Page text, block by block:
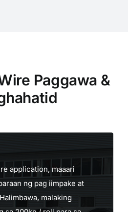
Paggawa &
application, maaari
ng pag iimpake at
malaking